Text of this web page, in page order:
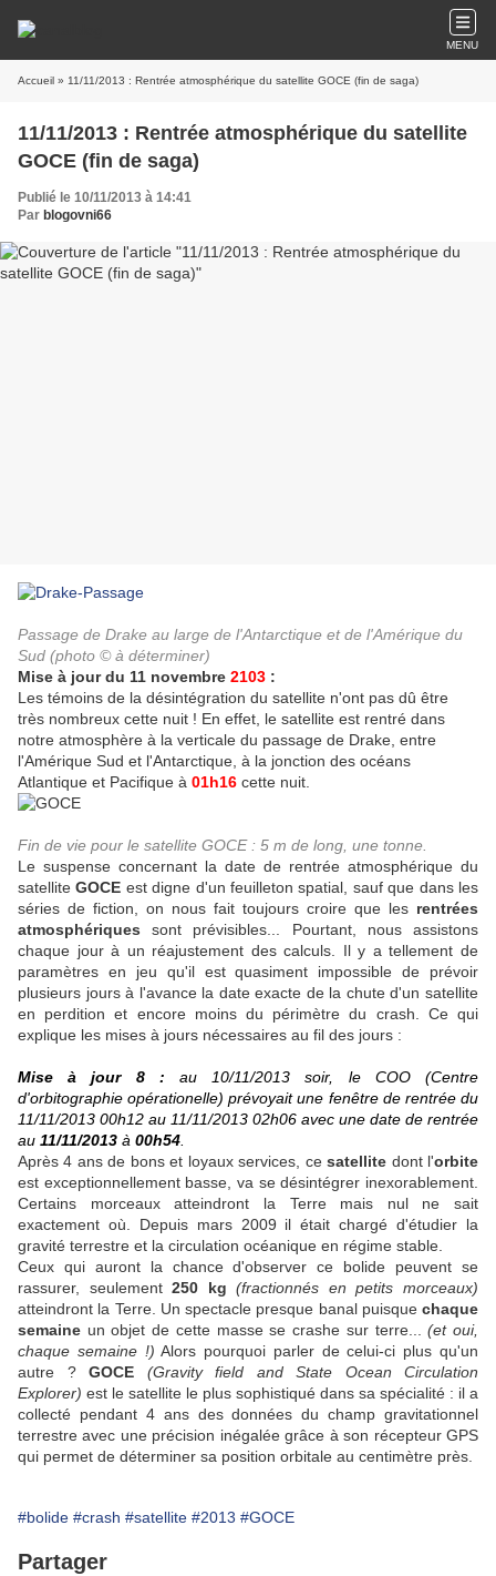
MENU
Accueil » 11/11/2013 : Rentrée atmosphérique du satellite GOCE (fin de saga)
11/11/2013 : Rentrée atmosphérique du satellite
GOCE (fin de saga)
Publié le 10/11/2013 à 14:41
Par blogovni66
Passage de Drake au large de l'Antarctique et de l'Amérique du
Sud (photo © à déterminer)
Mise à jour du 11 novembre 2103 :
Les témoins de la désintégration du satellite n'ont pas dû être
très nombreux cette nuit ! En effet, le satellite est rentré dans
notre atmosphère à la verticale du passage de Drake, entre
l'Amérique Sud et l'Antarctique, à la jonction des océans
Atlantique et Pacifique à 01h16 cette nuit.
Fin de vie pour le satellite GOCE : 5 m de long, une tonne.
Le suspense concernant la date de rentrée atmosphérique du
satelliteGOCE est digne d'un feuilleton spatial, sauf que dans les
séries de fiction, on nous fait toujours croire que les rentrées
atmosphériques sont prévisibles... Pourtant, nous assistons
chaque jour à un réajustement des calculs. Il y a tellement de
paramètres en jeu qu'il est quasiment impossible de prévoir
plusieurs jours à l'avance la date exacte de la chute d'un satellite
en perdition et encore moins du périmètre du crash. Ce qui
explique les mises à jours nécessaires au fil des jours :
Mise à jour 8 : au 10/11/2013 soir, le COO(Centre
d'orbitographie opérationelle) prévoyait une fenêtre de rentrée du
11/11/2013 00h12 au 11/11/2013 02h06 avec une date de rentrée
au 11/11/2013 à 00h54
Après 4 ans de bons et loyaux services, cesatellite dont l'orbite
est exceptionnellement basse, va se désintégrer inexorablement.
Certains morceaux atteindront la Terre mais nul ne sait
exactement où. Depuis mars 2009 il était chargé d'étudier la
gravité terrestre et la circulation océanique en régime stable.
Ceux qui auront la chance d'observer ce bolide peuvent se
rassurer, seulement250 kg (fractionnés en petits morceaux)
atteindront la Terre. Un spectacle presque banal puisque chaque
semaine un objet de cette masse se crashe sur terre...(et oui,
chaque semaine !) Alors pourquoi parler de celui-ci plus qu'un
autre ? GOCE
(Gravity field and State Ocean Circulation
Explorer) est le satellite le plus sophistiqué dans sa spécialité : il a
collecté pendant 4 ans des données du champ gravitationnel
terrestre avec une précision inégalée grâce à son récepteur GPS
qui permet de déterminer sa position orbitale au centimètre près.
#bolide #crash #satellite #2013 #GOCE
Partager